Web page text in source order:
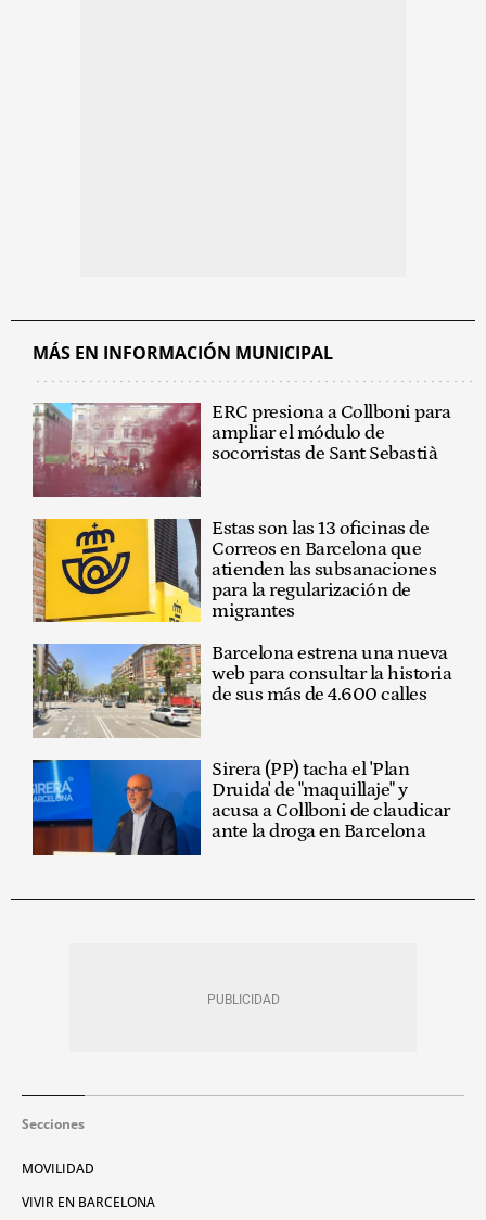
MÁS EN INFORMACIÓN MUNICIPAL
ERC presiona a Collboni para
ampliar el módulo de
socorristas de Sant Sebastià
Estas son las 13 oficinas de
Correos en Barcelona que
atienden las subsanaciones
para la regularización de
migrantes
Barcelona estrena una nueva
web para consultar la historia
de sus más de 4.600 calles
Sirera (PP) tacha el 'Plan
Druida' de "maquillaje" y
acusa a Collboni de claudicar
ante la droga en Barcelona
Secciones
MOVILIDAD
VIVIR EN BARCELONA